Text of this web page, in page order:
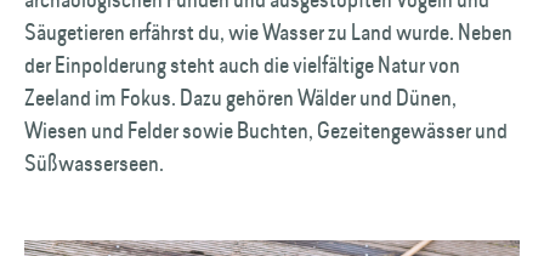
Säugetieren erfährst du, wie Wasser zu Land wurde. Neben
der Einpolderung steht auch die vielfältige Natur von
Zeeland im Fokus. Dazu gehören Wälder und Dünen,
Wiesen und Felder sowie Buchten, Gezeiten­gewässer und
Süß­wasserseen.